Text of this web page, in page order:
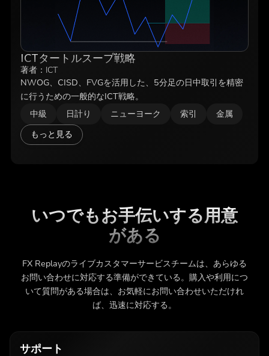
ICTタートルスープ戦略
著者： ICT
NWOG、CISD、FVGを活用した、5分足の日中取引を精密
に行うための一般的なICT戦略。
中級 日計り ニューヨーク 索引
金属
もっと見る
いつでもお手伝いする用意
がある
FX Replayのライブカスタマーサービスチームは、あらゆる
お問い合わせに対応する準備ができている。購入や利用につ
いて質問がある場合は、お気軽にお問い合わせいただけれ
ば、迅速に対応する。
サポート